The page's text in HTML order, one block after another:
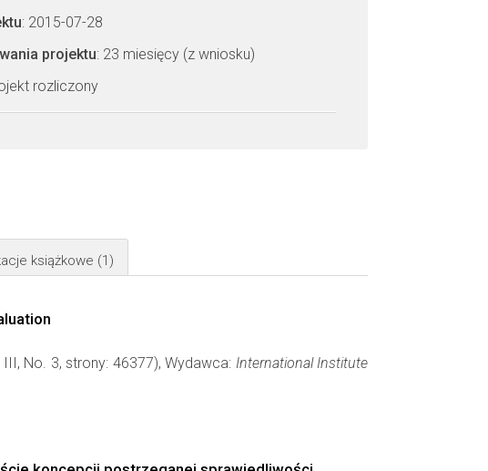
: 2015-07-28
projektu: 23 miesięcy (z wniosku)
rozliczony
książkowe (1)
No. 3, strony: 46377), Wydawca: International Institute